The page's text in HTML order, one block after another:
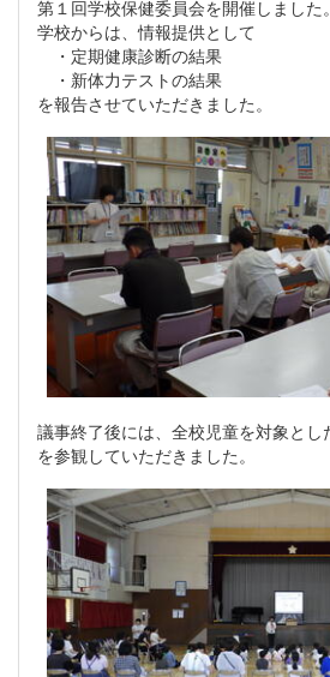
第１回学校保健委員会を開催しました。
学校からは、情報提供として
・定期健康診断の結果
・新体力テストの結果
を報告させていただきました。
議事終了後には、全校児童を対象とし
を参観していただきました。